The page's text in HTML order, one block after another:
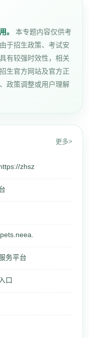
。
本专题内容仅供考
于招生政策、考试安
有较强时效性，相关
生官方网站及官方正
政策调整或用户理解
更多>
zhsz
务平台
口